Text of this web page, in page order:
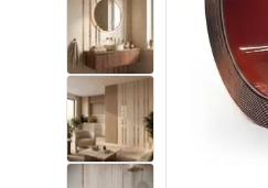
Vonios ir ekranai
Vonios maišytuvai